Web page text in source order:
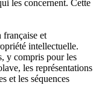
les concernent. Cette
française et
intellectuelle.
y compris pour les
les représentations
et les séquences